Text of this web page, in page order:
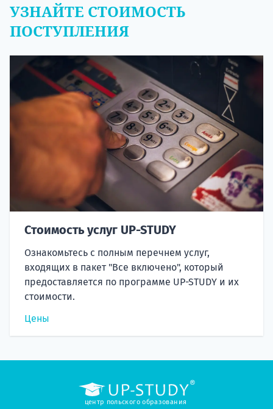
УЗНАЙТЕ СТОИМОСТЬ
ПОСТУПЛЕНИЯ
Стоимость услуг UP-STUDY
Ознакомьтесь с полным перечнем услуг,
входящих в пакет "Все включено", который
предоставляется по программе UP-STUDY и их
стоимости.
Цены
центр польского образования